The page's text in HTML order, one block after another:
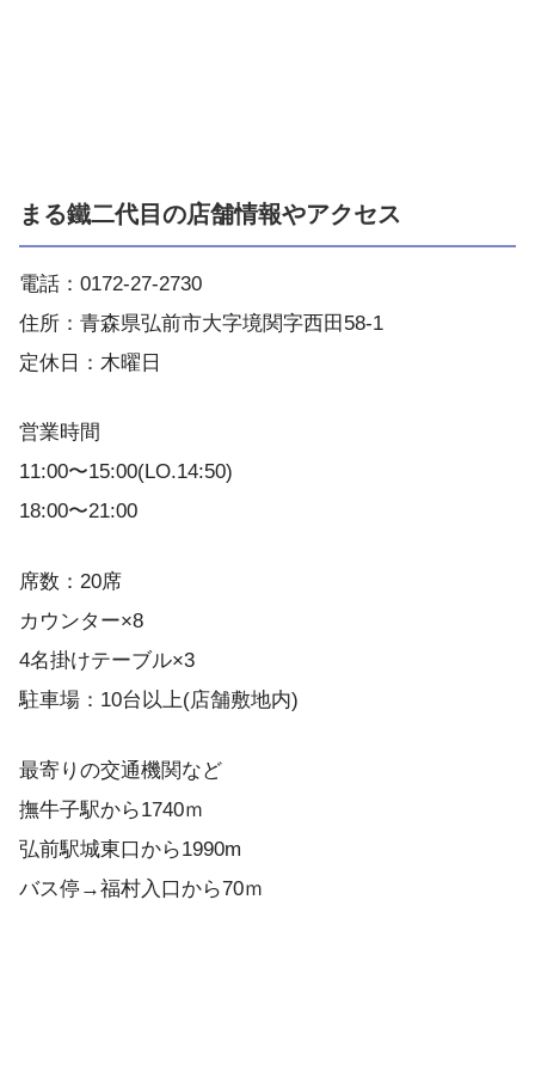
まる鐵二代目の店舗情報やアクセス
電話：0172-27-2730
住所：青森県弘前市大字境関字西田58-1
定休日：木曜日
営業時間
11:00〜15:00(LO.14:50)
18:00〜21:00
席数：20席
カウンター×8
4名掛けテーブル×3
駐車場：10台以上(店舗敷地内)
最寄りの交通機関など
撫牛子駅から1740ｍ
弘前駅城東口から1990m
バス停→福村入口から70ｍ